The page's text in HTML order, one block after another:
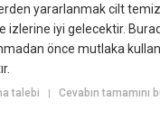
yararlanmak cilt
izlerine iyi gelecektir.
önce mutlaka
talebi |Cevabın tamamını